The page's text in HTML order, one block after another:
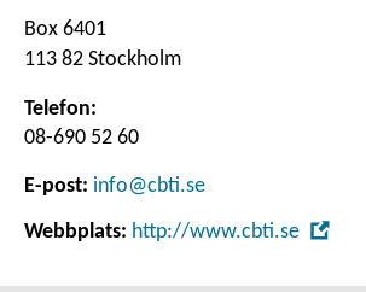
Box 6401
113 82 Stockholm
Telefon:
08-690 52 60
E-post: info@cbti.se
Webbplats: http://www.cbti.se